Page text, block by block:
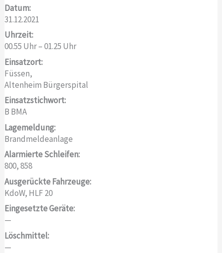
Datum:
31.12.2021
Uhrzeit:
00.55 Uhr – 01.25 Uhr
Einsatzort:
Füssen,
Altenheim Bürgerspital
Einsatzstichwort:
B BMA
Lagemeldung:
Brandmeldeanlage
Alarmierte Schleifen:
800, 858
Ausgerückte Fahrzeuge:
KdoW, HLF 20
Eingesetzte Geräte:
—
Löschmittel:
—